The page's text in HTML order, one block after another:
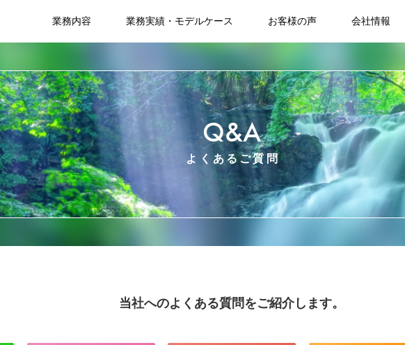
業務内容 業務実績・モデルケース お客様の声 会社情報
Q&A
よくあるご質問
当社へのよくある質問をご紹介します。